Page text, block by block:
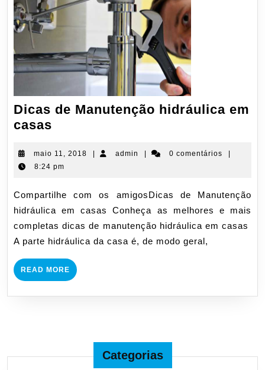
Dicas de Manutenção hidráulica em
casas
Manutenção
hidráulica
casas
maio 11, 2018
maio
| admin admin
| 0 comentários
|
8:24 pm
Compartilhe com os amigosDicas de Manutenção
hidráulica em casas Conheça as melhores e mais
completas dicas de manutenção hidráulica em casas
A parte hidráulica da casa é, de modo geral,
READ MORE READ
MORE
Categorias